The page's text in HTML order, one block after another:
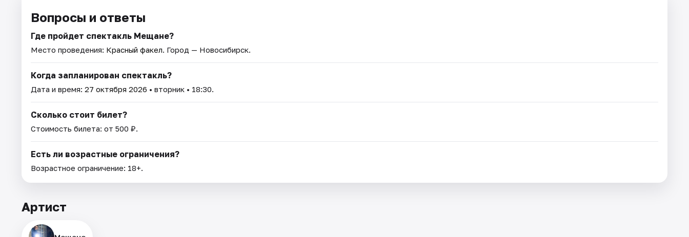
Вопросы и ответы
Где пройдет спектакль Мещане?
Место проведения: Красный факел. Город — Новосибирск.
Когда запланирован спектакль?
Дата и время: 27 октября 2026 • вторник • 18:30.
Сколько стоит билет?
Стоимость билета: от 500 ₽.
Есть ли возрастные ограничения?
Возрастное ограничение: 18+.
Артист